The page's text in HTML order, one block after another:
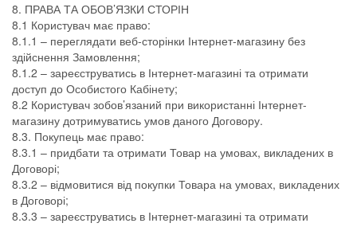
8. ПРАВА ТА ОБОВ’ЯЗКИ СТОРІН
8.1 Користувач має право:
8.1.1 – переглядати веб-сторінки Інтернет-магазину без
здійснення Замовлення;
8.1.2 – зареєструватись в Інтернет-магазині та отримати
доступ до Особистого Кабінету;
8.2 Користувач зобов’язаний при використанні Інтернет-
магазину дотримуватись умов даного Договору.
8.3. Покупець має право:
8.3.1 – придбати та отримати Товар на умовах, викладених в
Договорі;
8.3.2 – відмовитися від покупки Товара на умовах, викладених
в Договорі;
8.3.3 – зареєструватись в Інтернет-магазині та отримати